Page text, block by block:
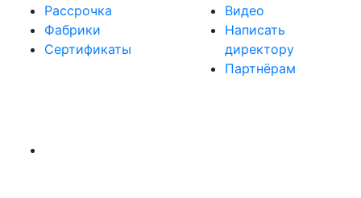
Рассрочка
Фабрики
Сертификаты
Видео
Написать
директору
Партнёрам